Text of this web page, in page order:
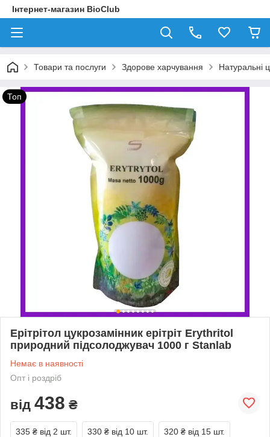
Інтернет-магазин BioClub
Товари та послуги Здорове харчування Натуральні
Топ
Ерітрітол цукрозамінник ерітріт Erythritol
природний підсолоджувач 1000 г Stanlab
Немає в наявності
Опт і роздріб
від 438 ₴
335 ₴ від 2 шт. 330 ₴ від 10 шт. 320 ₴ від 15 шт.